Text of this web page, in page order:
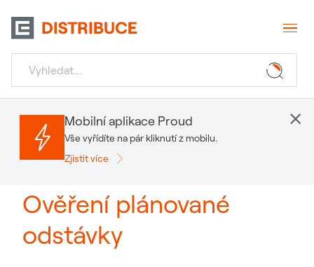
Ověření plánované
odstávky
Mobilní aplikace Proud
Vše vyřídíte na pár kliknutí z mobilu.
Zjistit více
×